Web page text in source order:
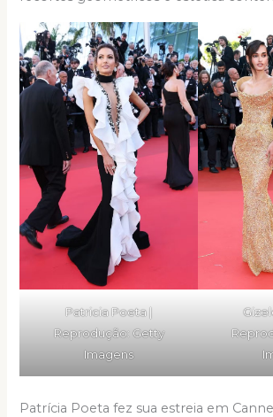
Patricia Poeta |
Reprodução: Getty
Imagens
Patrícia Poeta fez sua estreia em